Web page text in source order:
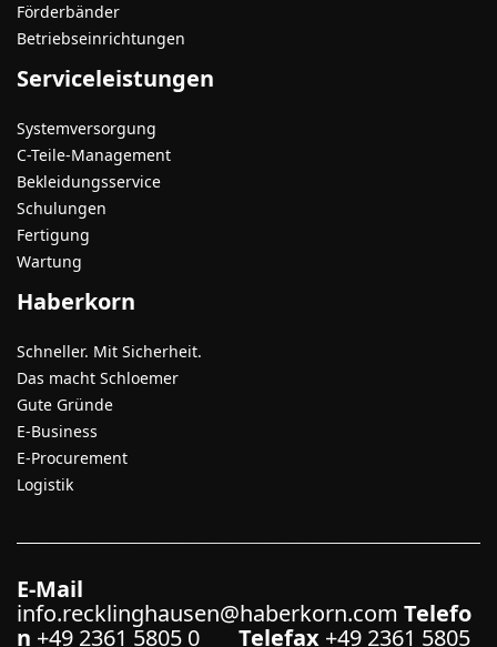
Förderbänder
Betriebseinrichtungen
Serviceleistungen
Systemversorgung
C-Teile-Management
Bekleidungsservice
Schulungen
Fertigung
Wartung
Haberkorn
Schneller. Mit Sicherheit.
Das macht Schloemer
Gute Gründe
E-Business
E-Procurement
Logistik
E-Mail
info.recklinghausen@haberkorn.com Telefo
n +49 2361 5805 0 Telefax +49 2361 5805